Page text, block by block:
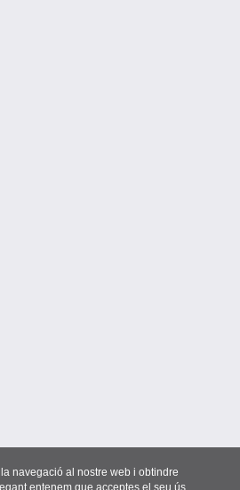
navegació al nostre web i obtindre
entenem que acceptes el seu ús.